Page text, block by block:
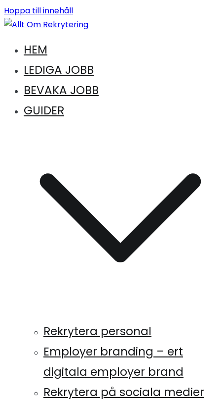
Hoppa till innehåll
Allt Om Rekrytering
Vägen till en ny karriär. Vägen till drömkandidaten
HEM
LEDIGA JOBB
BEVAKA JOBB
GUIDER
Rekrytera personal
Employer branding – ert
digitala employer brand
Rekrytera på sociala medier